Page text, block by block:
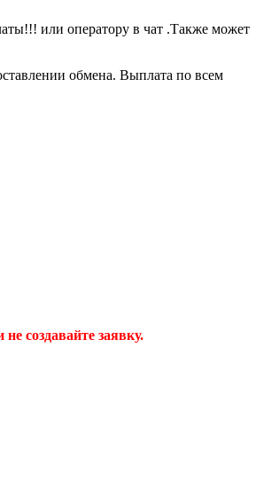
или оператору в чат .Также может
обмена. Выплата по всем
создавайте заявку.